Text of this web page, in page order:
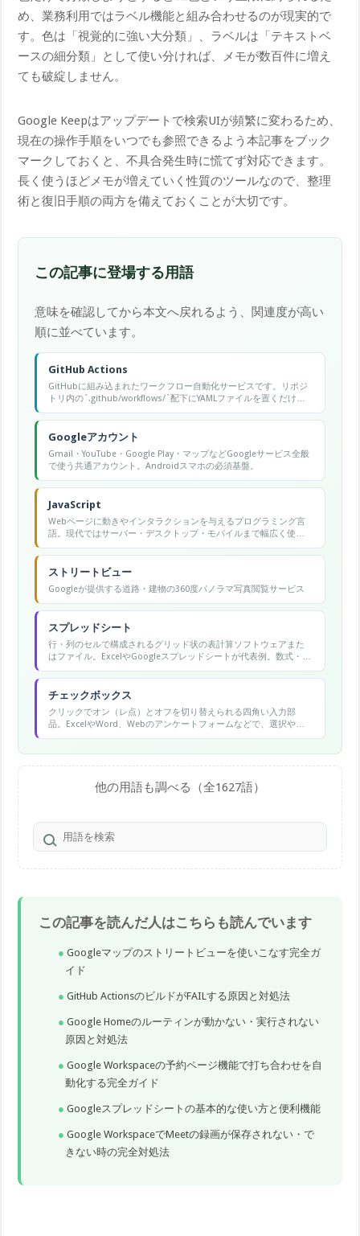
め、業務利用ではラベル機能と組み合わせるのが現実的で
す。色は「視覚的に強い大分類」、ラベルは「テキストベ
ースの細分類」として使い分ければ、メモが数百件に増え
ても破綻しません。
Google Keepはアップデートで検索UIが頻繁に変わるため、
現在の操作手順をいつでも参照できるよう本記事をブック
マークしておくと、不具合発生時に慌てず対応できます。
長く使うほどメモが増えていく性質のツールなので、整理
術と復旧手順の両方を備えておくことが大切です。
この記事に登場する用語
意味を確認してから本文へ戻れるよう、関連度が高い
順に並べています。
GitHub Actions
GitHubに組み込まれたワークフロー自動化サービスです。リポジ
トリ内の`.github/workflows/`配下にYAMLファイルを置くだけで
CI/CDを構築できます。
Googleアカウント
Gmail・YouTube・Google Play・マップなどGoogleサービス全般
で使う共通アカウント。Androidスマホの必須基盤。
JavaScript
Webページに動きやインタラクションを与えるプログラミング言
語。現代ではサーバー・デスクトップ・モバイルまで幅広く使わ
れる万能言語。
ストリートビュー
Googleが提供する道路・建物の360度パノラマ写真閲覧サービス
スプレッドシート
行・列のセルで構成されるグリッド状の表計算ソフトウェアまた
はファイル。ExcelやGoogleスプレッドシートが代表例。数式・グ
ラフ・データ分析機能を持ち、業務のデータ管理に広く使われ
る。
チェックボックス
クリックでオン（レ点）とオフを切り替えられる四角い入力部
品。ExcelやWord、Webのアンケートフォームなどで、選択や完
了の管理に使う。
他の用語も調べる（全1627語）
この記事を読んだ人はこちらも読んでいます
Googleマップのストリートビューを使いこなす完全ガ
イド
GitHub ActionsのビルドがFAILする原因と対処法
Google Homeのルーティンが動かない・実行されない
原因と対処法
Google Workspaceの予約ページ機能で打ち合わせを自
動化する完全ガイド
Googleスプレッドシートの基本的な使い方と便利機能
Google WorkspaceでMeetの録画が保存されない・で
きない時の完全対処法